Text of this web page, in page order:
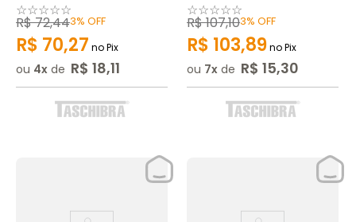
☆☆☆☆☆
R$72,443% OFF
R$ 70,27 no Pix
ou 4 de R$ 18,11
☆☆☆☆☆
R$107,103% OFF
R$ 103,89no Pix
ou 7 de R$ 15,30